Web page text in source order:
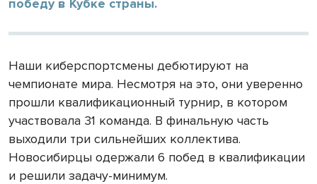
победу в Кубке страны.
Наши киберспортсмены дебютируют на
чемпионате мира. Несмотря на это, они уверенно
прошли квалификационный турнир, в котором
участвовала 31 команда. В финальную часть
выходили три сильнейших коллектива.
Новосибирцы одержали 6 побед в квалификации
и решили задачу-минимум.